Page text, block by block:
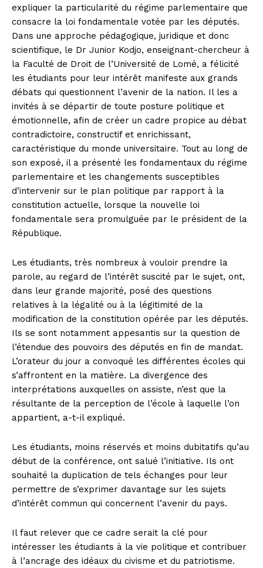
expliquer la particularité du régime parlementaire que
consacre la loi fondamentale votée par les députés.
Dans une approche pédagogique, juridique et donc
scientifique, le Dr Junior Kodjo, enseignant-chercheur à
la Faculté de Droit de l’Université de Lomé, a félicité
les étudiants pour leur intérêt manifeste aux grands
débats qui questionnent l’avenir de la nation. Il les a
invités à se départir de toute posture politique et
émotionnelle, afin de créer un cadre propice au débat
contradictoire, constructif et enrichissant,
caractéristique du monde universitaire. Tout au long de
son exposé, il a présenté les fondamentaux du régime
parlementaire et les changements susceptibles
d’intervenir sur le plan politique par rapport à la
constitution actuelle, lorsque la nouvelle loi
fondamentale sera promulguée par le président de la
République.
Les étudiants, très nombreux à vouloir prendre la
parole, au regard de l’intérêt suscité par le sujet, ont,
dans leur grande majorité, posé des questions
relatives à la légalité ou à la légitimité de la
modification de la constitution opérée par les députés.
Ils se sont notamment appesantis sur la question de
l’étendue des pouvoirs des députés en fin de mandat.
L’orateur du jour a convoqué les différentes écoles qui
s’affrontent en la matière. La divergence des
interprétations auxquelles on assiste, n’est que la
résultante de la perception de l’école à laquelle l’on
appartient, a-t-il expliqué.
Les étudiants, moins réservés et moins dubitatifs qu’au
début de la conférence, ont salué l’initiative. Ils ont
souhaité la duplication de tels échanges pour leur
permettre de s’exprimer davantage sur les sujets
d’intérêt commun qui concernent l’avenir du pays.
Il faut relever que ce cadre serait la clé pour
intéresser les étudiants à la vie politique et contribuer
à l’ancrage des idéaux du civisme et du patriotisme.